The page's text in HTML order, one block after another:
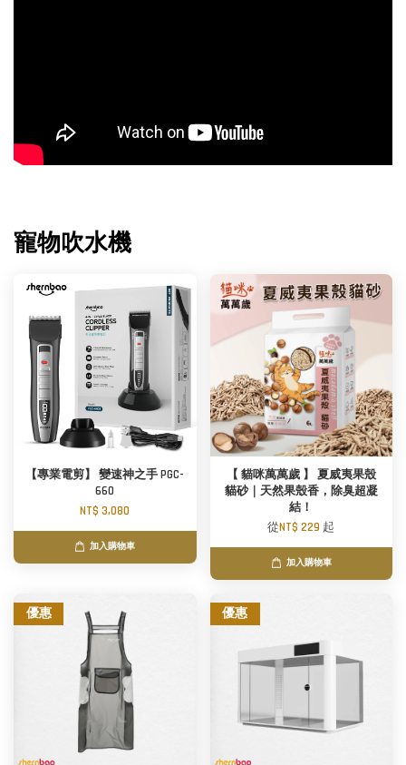
寵物吹水機
【專業電剪】 變速神之手 PGC-
660
NT$ 3,080
加入購物車
【 貓咪萬萬歲 】 夏威夷果殼
貓砂｜天然果殼香，除臭超凝
結！
從NT$ 229 起
加入購物車
優惠 優惠